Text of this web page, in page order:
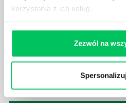
korzystania z ich usług.
Zezwól na
w przypadku pisania treści do
poprawiają czytelność tekstu i